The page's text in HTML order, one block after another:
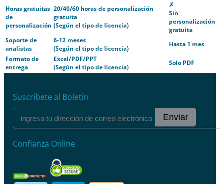
Horas gratuitas
de
personalización
20/40/60 horas de personalización
gratuita
(Según el tipo de licencia)
✗
Sin
personalización
gratuita
Soporte de
analistas
6-12 meses
(Según el tipo de licencia)
Hasta 1 mes
Formato de
entrega
Excel/PDF/PPT
(Según el tipo de licencia)
Solo PDF
Suscríbete al Boletín
Enviar
Confianza Online